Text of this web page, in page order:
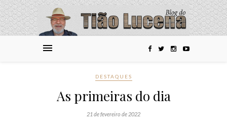
DESTAQUES
As primeiras do dia
21 de fevereiro de 2022